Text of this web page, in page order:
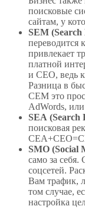
поисковые
сайтам, у
SEM (Search
переводится
привлекает
платной
и СЕО, ведь
Разница в
СЕМ это
AdWords,
SEA (Search
поисковая
SMO (Social
само за
соцсетей.
Вам трафик,
том случае,
настройка